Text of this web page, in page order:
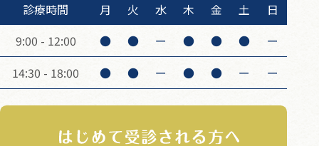
診療時間 月 火 水 木 金 土
日
9:00 - 12:00
● ● ー ● ● ●
ー
14:30 - 18:00
● ● ー ● ● ー ー